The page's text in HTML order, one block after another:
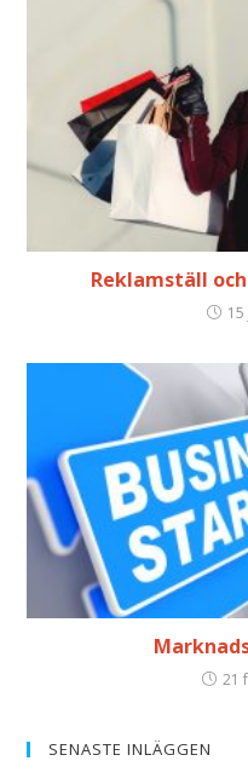
Reklamställ
21
SENASTE INLÄGGEN